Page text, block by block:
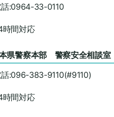
:0964-33-0110
間対応
県警察本部 警察安全相談室
:096-383-9110(#9110)
間対応